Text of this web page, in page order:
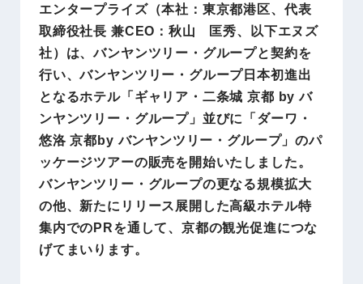
エンタープライズ（本社：東京都港区、代表
取締役社長 兼CEO：秋山 匡秀、以下エヌズ
社）は、バンヤンツリー・グループと契約を
行い、バンヤンツリー・グループ日本初進出
となるホテル「ギャリア・二条城 京都 by バ
ンヤンツリー・グループ」並びに「ダーワ・
悠洛 京都by バンヤンツリー・グループ」のパ
ッケージツアーの販売を開始いたしました。
バンヤンツリー・グループの更なる規模拡大
の他、新たにリリース展開した高級ホテル特
集内でのPRを通して、京都の観光促進につな
げてまいります。